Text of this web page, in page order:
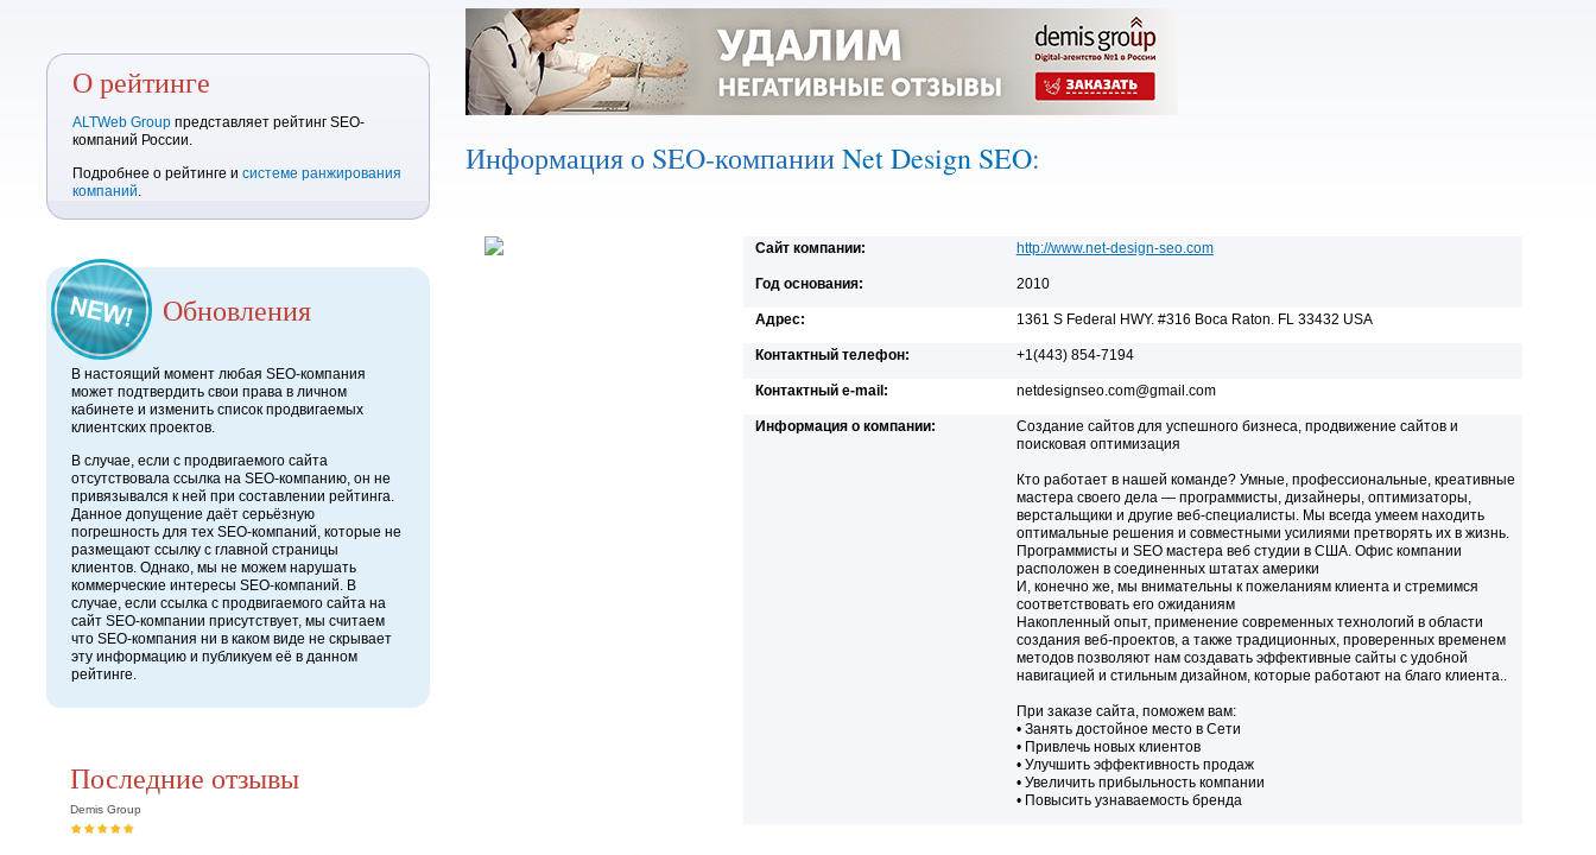
О рейтинге
ALTWeb Group представляет рейтинг SEO-
компаний России.
Подробнее о рейтинге и системе ранжирования
компаний.
Обновления
В настоящий момент любая SEO-компания
может подтвердить свои права в личном
кабинете и изменить список продвигаемых
клиентских проектов.
В случае, если с продвигаемого сайта
отсутствовала ссылка на SEO-компанию, он не
привязывался к ней при составлении рейтинга.
Данное допущение даёт серьёзную
погрешность для тех SEO-компаний, которые не
размещают ссылку с главной страницы
клиентов. Однако, мы не можем нарушать
коммерческие интересы SEO-компаний. В
случае, если ссылка с продвигаемого сайта на
сайт SEO-компании присутствует, мы считаем
что SEO-компания ни в каком виде не скрывает
эту информацию и публикуем её в данном
рейтинге.
Последние отзывы
Demis Group
Информация о SEO-компанииNet Design SEO:
Сайт компании: http://www.net-design-seo.com
Год основания: 2010
Адрес: 1361 S Federal HWY. #316 Boca Raton. FL 33432 USA
Контактный телефон: +1(443) 854-7194
Контактный e-mail: netdesignseo.com@gmail.com
Информация о компании:
Создание сайтов для успешного бизнеса, продвижение сайтов и
поисковая оптимизация
Кто работает в нашей команде? Умные, профессиональные, креативные
мастера своего дела — программисты, дизайнеры, оптимизаторы,
верстальщики и другие веб-специалисты. Мы всегда умеем находить
оптимальные решения и совместными усилиями претворять их в жизнь.
Программисты и SEO мастера веб студии в США. Офис компании
расположен в соединенных штатах америки
И, конечно же, мы внимательны к пожеланиям клиента и стремимся
соответствовать его ожиданиям
Накопленный опыт, применение современных технологий в области
создания веб-проектов, а также традиционных, проверенных временем
методов позволяют нам создавать эффективные сайты с удобной
навигацией и стильным дизайном, которые работают на благо клиента..
При заказе сайта, поможем вам:
• Занять достойное место в Сети
• Привлечь новых клиентов
• Улучшить эффективность продаж
• Увеличить прибыльность компании
• Повысить узнаваемость бренда